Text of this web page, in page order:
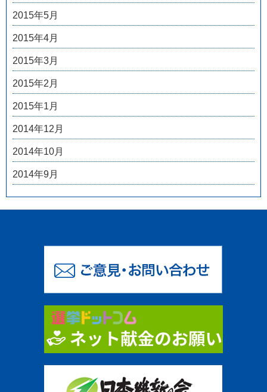
2015年5月
2015年4月
2015年3月
2015年2月
2015年1月
2014年12月
2014年10月
2014年9月